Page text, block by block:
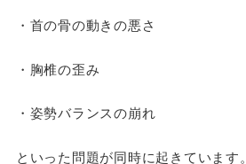
・首の骨の動きの悪さ
・胸椎の歪み
・姿勢バランスの崩れ
といった問題が同時に起きています。